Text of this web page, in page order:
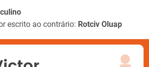
escrito ao contrário: Rotciv Oluap